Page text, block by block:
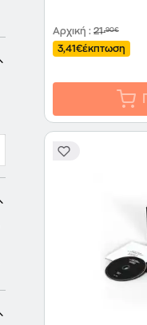
Αρχική : 21,90€
3,41€έκπτωση